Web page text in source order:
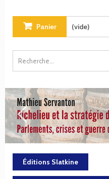
Panier (vide)
Éditions Slatkine